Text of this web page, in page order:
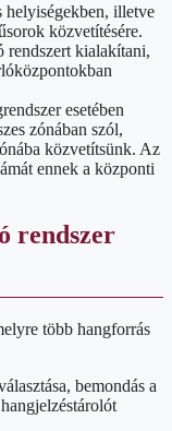
helyiségekben, illetve
közvetítésére.
rendszert kialakítani,
esetében
zónában szól,
közvetítsünk. Az
ennek a központi
rendszer
több hangforrás
bemondás a